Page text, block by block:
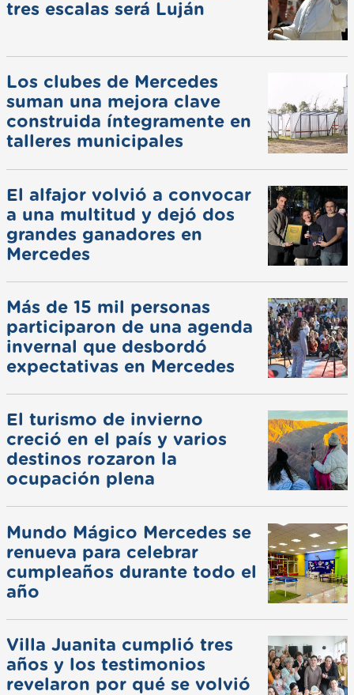
tres escalas será Luján
Los clubes de Mercedes
suman una mejora clave
construida íntegramente en
talleres municipales
El alfajor volvió a convocar
a una multitud y dejó dos
grandes ganadores en
Mercedes
Más de 15 mil personas
participaron de una agenda
invernal que desbordó
expectativas en Mercedes
El turismo de invierno
creció en el país y varios
destinos rozaron la
ocupación plena
Mundo Mágico Mercedes se
renueva para celebrar
cumpleaños durante todo el
año
Villa Juanita cumplió tres
años y los testimonios
revelaron por qué se volvió